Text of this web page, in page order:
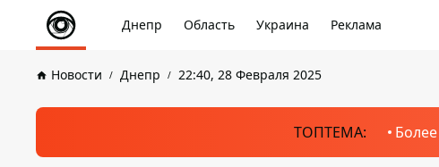
Днепр Область Украина Реклама
Новости Днепр 22:40, 28 Февраля 2025
ТОПТЕМА: